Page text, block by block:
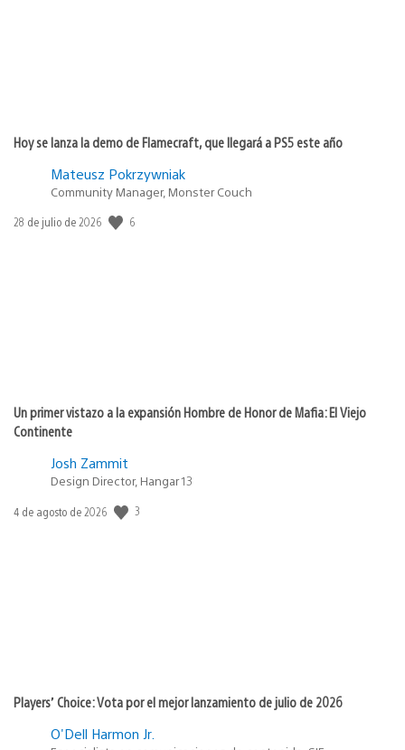
Hoy se lanza la demo de Flamecraft, que llegará a PS5 este año
Mateusz Pokrzywniak
Community Manager, Monster Couch
Fecha
28 de julio de 2026 6
Un primer vistazo a la expansión Hombre de Honor de Mafia: El Viejo
Continente
Josh Zammit
Design Director, Hangar 13
Fecha
4 de agosto de 2026 3
Players’ Choice: Vota por el mejor lanzamiento de julio de 2026
O'Dell Harmon Jr.